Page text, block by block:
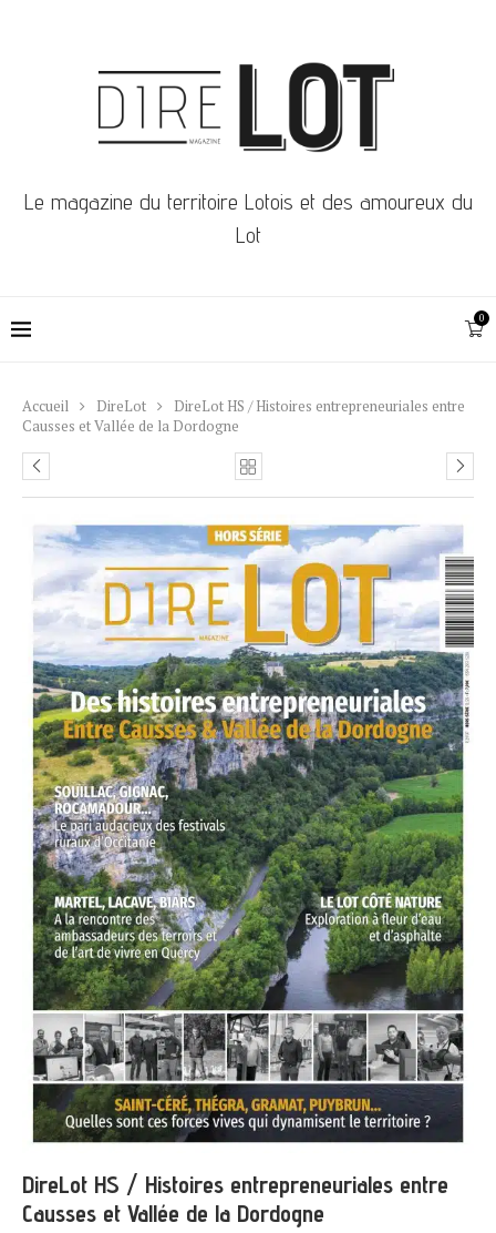
Le magazine du territoire Lotois et des amoureux du
Lot
0
Accueil DireLot
DireLot HS / Histoires entrepreneuriales entre
Causses et Vallée de la Dordogne
DireLot HS / Histoires entrepreneuriales entre
Causses et Vallée de la Dordogne